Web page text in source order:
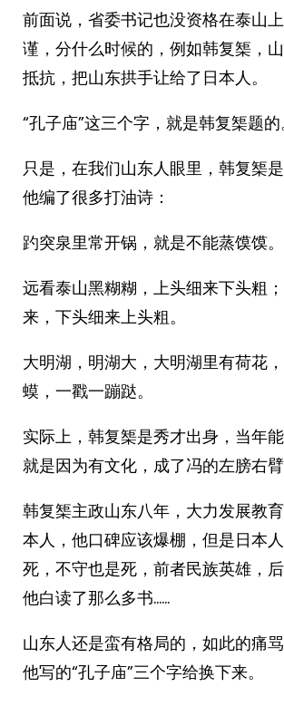
前面说，省委书记也没资格在泰山
谨，分什么时候的，例如韩复榘，
抵抗，把山东拱手让给了日本人。
“孔子庙”这三个字，就是韩复榘题的
只是，在我们山东人眼里，韩复榘
他编了很多打油诗：
趵突泉里常开锅，就是不能蒸馍馍。
远看泰山黑糊糊，上头细来下头粗
来，下头细来上头粗。
大明湖，明湖大，大明湖里有荷花
蟆，一戳一蹦跶。
实际上，韩复榘是秀才出身，当年
就是因为有文化，成了冯的左膀右臂
韩复榘主政山东八年，大力发展教
本人，他口碑应该爆棚，但是日本
死，不守也是死，前者民族英雄，
他白读了那么多书……
山东人还是蛮有格局的，如此的痛
他写的“孔子庙”三个字给换下来。